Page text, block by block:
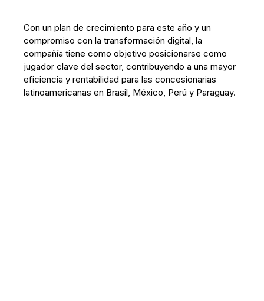
Con un plan de crecimiento para este año y un
compromiso con la transformación digital, la
compañía tiene como objetivo posicionarse como
jugador clave del sector, contribuyendo a una mayor
eficiencia y rentabilidad para las concesionarias
latinoamericanas en Brasil, México, Perú y Paraguay.